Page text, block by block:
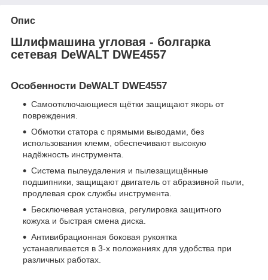
Опис
Шлифмашина угловая - болгарка
сетевая DeWALT DWE4557
Особенности DeWALT DWE4557
Самоотключающиеся щётки защищают якорь от
повреждения.
Обмотки статора с прямыми выводами, без
использования клемм, обеспечивают высокую
надёжность инструмента.
Система пылеудаления и пылезащищённые
подшипники, защищают двигатель от абразивной пыли,
продлевая срок службы инструмента.
Бесключевая установка, регулировка защитного
кожуха и быстрая смена диска.
Антивибрационная боковая рукоятка
устанавливается в 3-х положениях для удобства при
различных работах.